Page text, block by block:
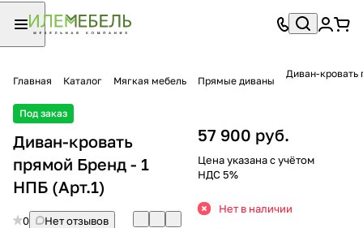
Главная Каталог Мягкая мебель Прямые диваны
Диван-кровать
Под заказ
Диван-кровать
прямой Бренд - 1
НПБ (Арт.1)
0
Нет отзывов
57 900 руб.
Цена указана с учётом
НДС 5%
Нет в наличии